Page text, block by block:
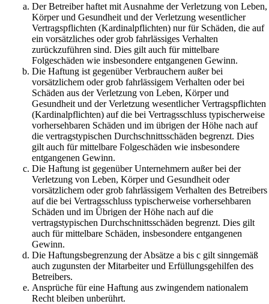
Der Betreiber haftet mit Ausnahme der Verletzung von Leben,
Körper und Gesundheit und der Verletzung wesentlicher
Vertragspflichten (Kardinalpflichten) nur für Schäden, die auf
ein vorsätzliches oder grob fahrlässiges Verhalten
zurückzuführen sind. Dies gilt auch für mittelbare
Folgeschäden wie insbesondere entgangenen Gewinn.
Die Haftung ist gegenüber Verbrauchern außer bei
vorsätzlichem oder grob fahrlässigem Verhalten oder bei
Schäden aus der Verletzung von Leben, Körper und
Gesundheit und der Verletzung wesentlicher Vertragspflichten
(Kardinalpflichten) auf die bei Vertragsschluss typischerweise
vorhersehbaren Schäden und im übrigen der Höhe nach auf
die vertragstypischen Durchschnittsschäden begrenzt. Dies
gilt auch für mittelbare Folgeschäden wie insbesondere
entgangenen Gewinn.
Die Haftung ist gegenüber Unternehmern außer bei der
Verletzung von Leben, Körper und Gesundheit oder
vorsätzlichem oder grob fahrlässigem Verhalten des Betreibers
auf die bei Vertragsschluss typischerweise vorhersehbaren
Schäden und im Übrigen der Höhe nach auf die
vertragstypischen Durchschnittsschäden begrenzt. Dies gilt
auch für mittelbare Schäden, insbesondere entgangenen
Gewinn.
Die Haftungsbegrenzung der Absätze a bis c gilt sinngemäß
auch zugunsten der Mitarbeiter und Erfüllungsgehilfen des
Betreibers.
Ansprüche für eine Haftung aus zwingendem nationalem
Recht bleiben unberührt.